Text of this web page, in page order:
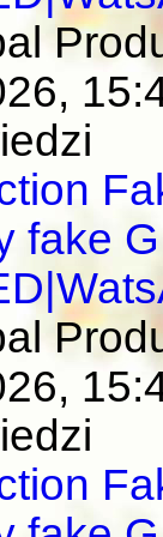
fake